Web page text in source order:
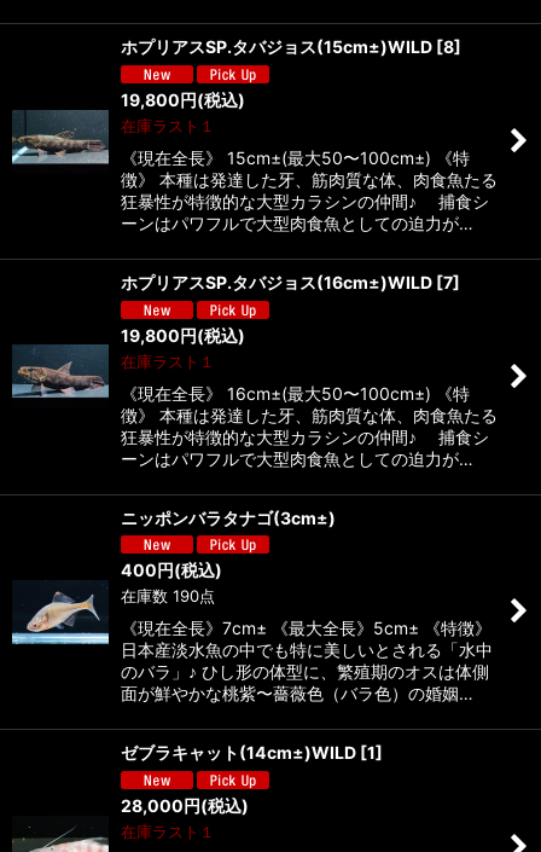
ホプリアスSP.タバジョス(15cm±)WILD [8]
19,800円(税込)
在庫ラスト１
《現在全長》 15cm±(最大50〜100cm±) 《特
徴》 本種は発達した牙、筋肉質な体、肉食魚たる
狂暴性が特徴的な大型カラシンの仲間♪ 捕食シ
ーンはパワフルで大型肉食魚としての迫力が…
ホプリアスSP.タバジョス(16cm±)WILD [7]
19,800円(税込)
在庫ラスト１
《現在全長》 16cm±(最大50〜100cm±) 《特
徴》 本種は発達した牙、筋肉質な体、肉食魚たる
狂暴性が特徴的な大型カラシンの仲間♪ 捕食シ
ーンはパワフルで大型肉食魚としての迫力が…
ニッポンバラタナゴ(3cm±)
400円(税込)
在庫数 190点
《現在全長》7cm± 《最大全長》5cm± 《特徴》
日本産淡水魚の中でも特に美しいとされる「水中
のバラ」♪ ひし形の体型に、繁殖期のオスは体側
面が鮮やかな桃紫〜薔薇色（バラ色）の婚姻…
ゼブラキャット(14cm±)WILD [1]
28,000円(税込)
在庫ラスト１